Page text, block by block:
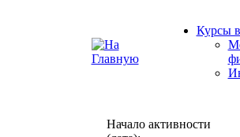
Курсы
Начало активности